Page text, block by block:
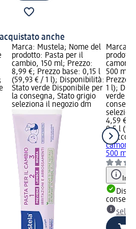
anche
Marca: Mustela; Nome del
prodotto: Pasta per il
cambio, 150 ml; Prezzo:
8,99 €; Prezzo base: 0,15 l
(59,93 € / 1 l); Disponibilità:
Stato verde Disponibile per
la consegna, Stato grigio
seleziona il negozio dm
Marca:
500 ml;
Prezzo
1 l);
verde
4,59 €
0,5 l
Chicco
500 ml